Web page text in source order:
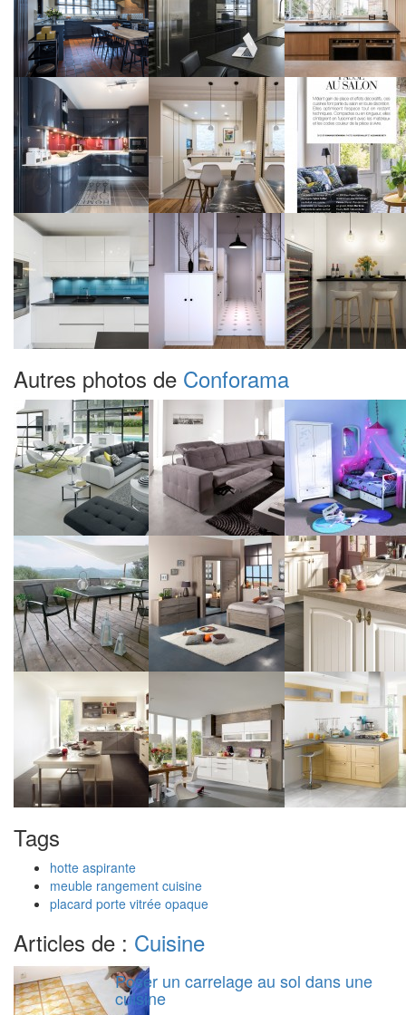
Autres photos de Conforama
Tags
hotte aspirante
meuble rangement cuisine
placard porte vitrée opaque
Articles de : Cuisine
Poser un carrelage au sol dans une
cuisine